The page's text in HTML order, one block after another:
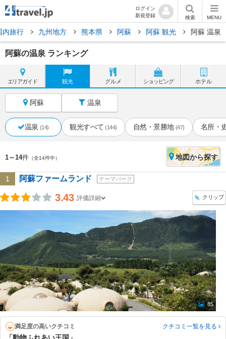
ログイン
新規登録
検索 MENU
内旅行 九州地方 熊本県 阿蘇 阿蘇 観光 阿蘇 温泉
阿蘇の温泉 ランキング
エリアガイド 観光 グルメ ショッピング ホテル
阿蘇 温泉
温泉 (14) 観光すべて (144) 自然・景勝地 (47) 名所・
1～14件 （全14件中） 地図から探す
1 阿蘇ファームランド テーマパーク
3.43 評価詳細 クリップ
85
満足度の高いクチコミ クチコミ一覧を見る